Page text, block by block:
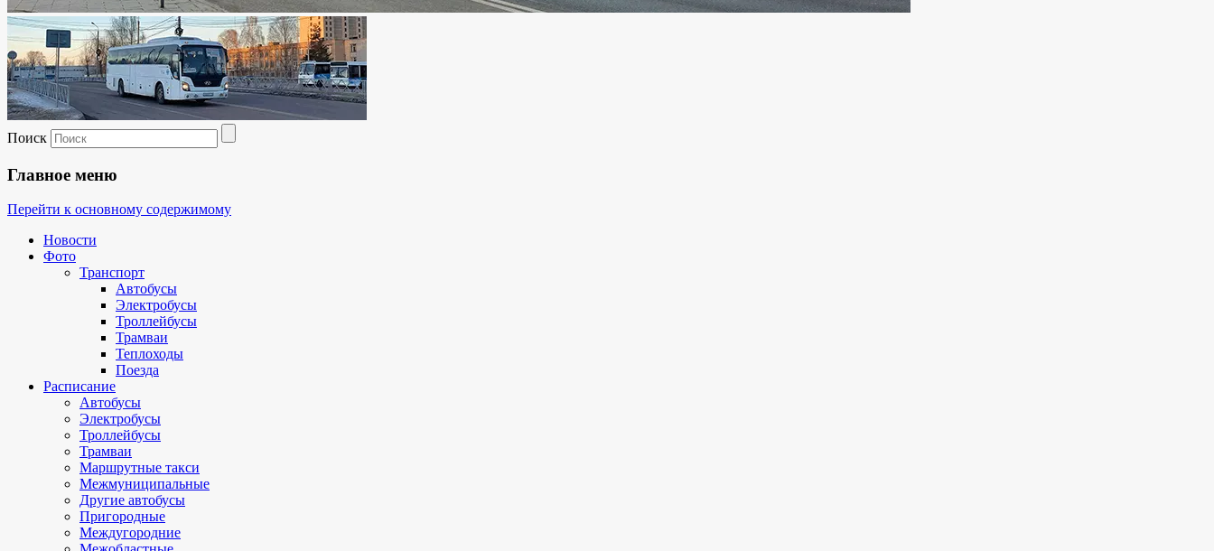
Поиск
Главное меню
Перейти к основному содержимому
Новости
Фото
Транспорт
Автобусы
Электробусы
Троллейбусы
Трамваи
Теплоходы
Поезда
Расписание
Автобусы
Электробусы
Троллейбусы
Трамваи
Маршрутные такси
Межмуниципальные
Другие автобусы
Пригородные
Междугородние